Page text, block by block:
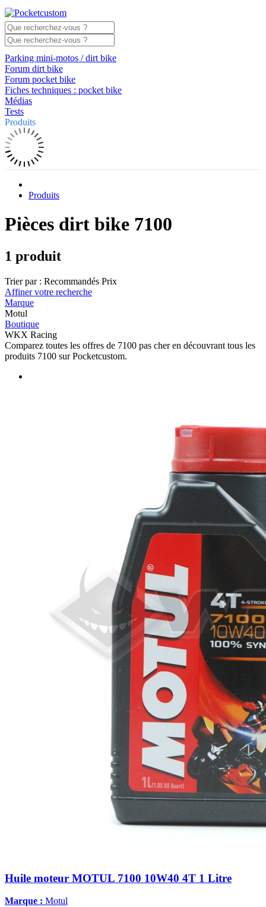
Parking mini-motos / dirt bike
Forum dirt bike
Forum pocket bike
Fiches techniques : pocket bike
Médias
Tests
Produits
Produits
Pièces dirt bike 7100
1 produit
Trier par : Recommandés Prix
Affiner votre recherche
Marque
Motul
Boutique
WKX Racing
Comparez toutes les offres de 7100 pas cher en découvrant tous les
produits 7100 sur Pocketcustom.
Huile moteur MOTUL 7100 10W40 4T 1 Litre
Marque : Motul